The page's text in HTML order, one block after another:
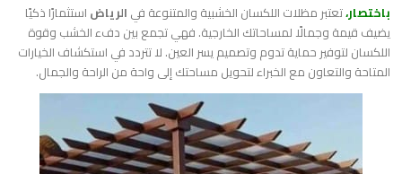
باختصار،تعتبر مظلات اللكسان الخشبية والمتنوعة في الرياض استثمارًا ذكيًا
يضيف قيمة وجمالًا لمساحاتك الخارجية. فهي تجمع بين دفء الخشب وقوة
اللكسان لتوفير حماية تدوم وتصميم يسر العين. لا تتردد في استكشاف الخيارات
المتاحة والتعاون مع الخبراء لتحويل مساحتك إلى واحة من الراحة والجمال.